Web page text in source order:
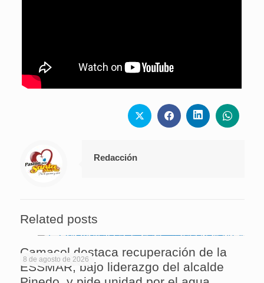
Redacción
Related posts
8 de agosto de 2026
Camacol destaca recuperación de la
ESSMAR, bajo liderazgo del alcalde